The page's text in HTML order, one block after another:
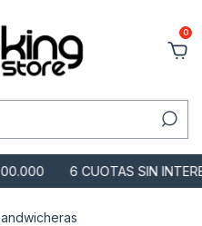
0
6 CUOTAS SIN INTERES A